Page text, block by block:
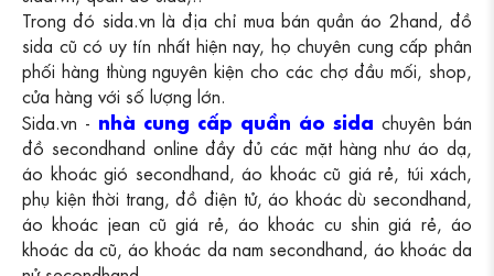
Trong đó sida.vn là địa chỉ mua bán quần áo 2hand, đồ
sida cũ có uy tín nhất hiện nay, họ chuyên cung cấp phân
phối hàng thùng nguyên kiện cho các chợ đầu mối, shop,
cửa hàng với số lượng lớn.
Sida.vn - nhà cung cấp quần áo sida chuyên bán
đồ secondhand online đầy đủ các mặt hàng như áo dạ,
áo khoác gió secondhand, áo khoác cũ giá rẻ, túi xách,
phụ kiện thời trang, đồ điện tử, áo khoác dù secondhand,
áo khoác jean cũ giá rẻ, áo khoác cu shin giá rẻ, áo
khoác da cũ, áo khoác da nam secondhand, áo khoác da